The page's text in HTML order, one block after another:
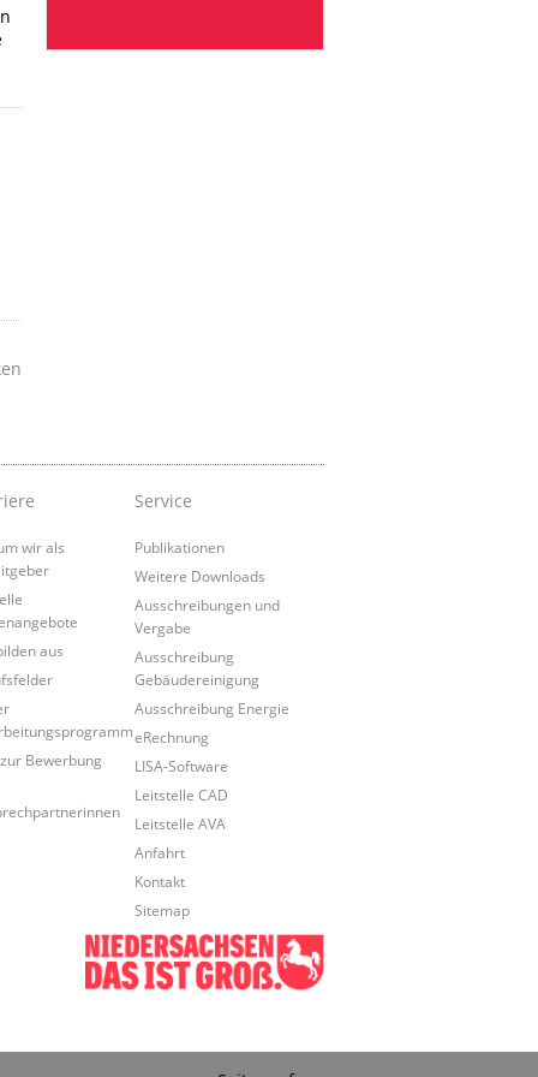
wir als
aus
Bewerbung
Service
Publikationen
Weitere Downloads
Ausschreibungen und
Vergabe
Ausschreibung
Gebäudereinigung
Ausschreibung Energie
eRechnung
LISA-Software
Leitstelle CAD
Leitstelle AVA
Anfahrt
Kontakt
Sitemap